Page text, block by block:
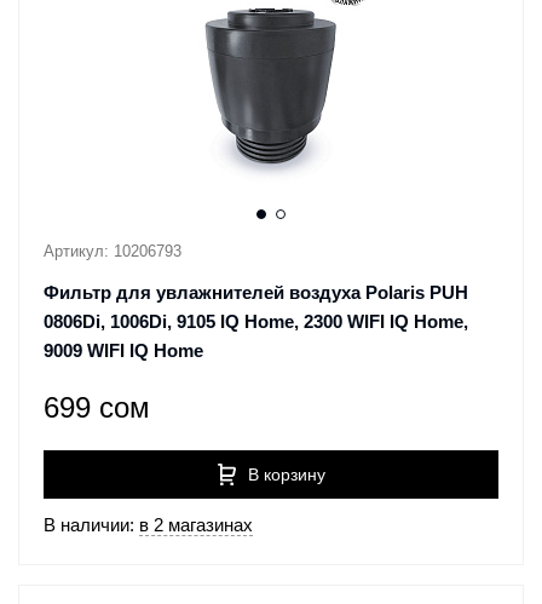
Артикул: 10206793
Фильтр для увлажнителей воздуха Polaris PUH
0806Di, 1006Di, 9105 IQ Home, 2300 WIFI IQ Home,
9009 WIFI IQ Home
699 сом
В корзину
В наличии: в 2 магазинах